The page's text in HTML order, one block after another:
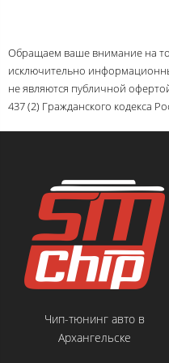
Обращаем ваше внимание на
исключительно
не являются публичной
437 (2) Гражданского кодекса
Чип-тюнинг авто в
Архангельске